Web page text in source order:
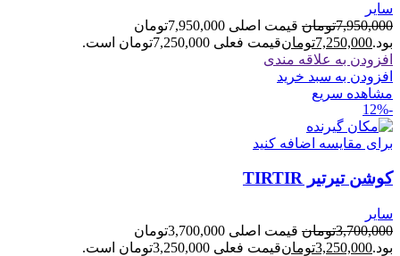
سایر
7,950,000تومان
قیمت اصلی 7,950,000تومان
بود.7,250,000تومانقیمت فعلی 7,250,000تومان است.
افزودن به علاقه مندی
افزودن به سبد خرید
مشاهده سریع
-12%
برای مقایسه اضافه کنید
کوشن تیرتیر TIRTIR
سایر
3,700,000تومان
قیمت اصلی 3,700,000تومان
بود.3,250,000تومانقیمت فعلی 3,250,000تومان است.